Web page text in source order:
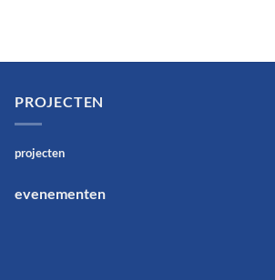
PROJECTEN
projecten
evenementen